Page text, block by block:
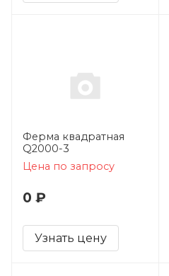
Ферма квадратная
Q2000-3
Цена по запросу
0 ₽
Узнать цену